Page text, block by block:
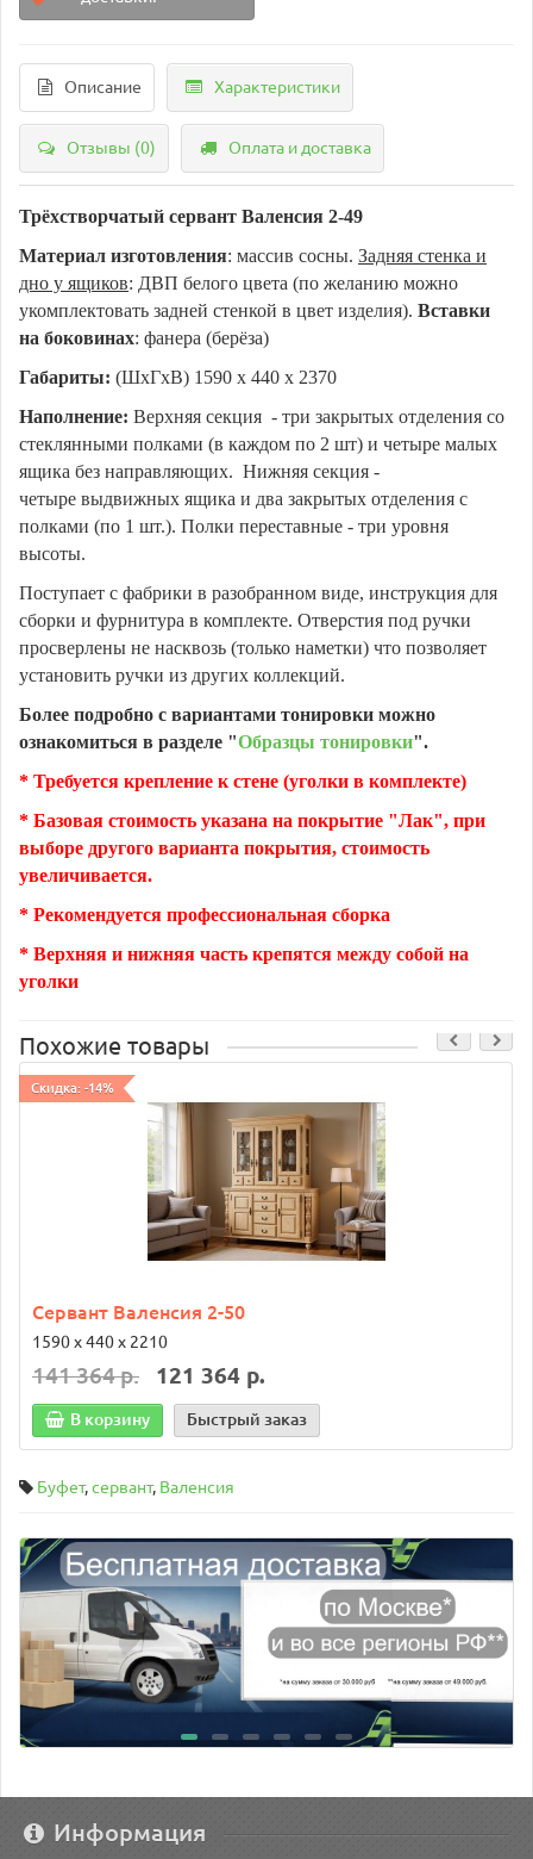
Описание Характеристики
Отзывы (0) Оплата и доставка
Трёхстворчатый сервант Валенсия 2-49
Материал изготовления: массив сосны. Задняя стенка и
дно у ящиков: ДВП белого цвета (по желанию можно
укомплектовать задней стенкой в цвет изделия). Вставки
на боковинах: фанера (берёза)
Габариты: (ШхГхВ) 1590 х 440 х 2370
Наполнение: Верхняя секция - три закрытых отделения со
стеклянными полками (в каждом по 2 шт) и четыре малых
ящика без направляющих. Нижняя секция -
четыре выдвижных ящика и два закрытых отделения с
полками (по 1 шт.). Полки переставные - три уровня
высоты.
Поступает с фабрики в разобранном виде, инструкция для
сборки и фурнитура в комплекте. Отверстия под ручки
просверлены не насквозь (только наметки) что позволяет
установить ручки из других коллекций.
Более подробно с вариантами тонировки можно
ознакомиться в разделе "Образцы тонировки".
* Требуется крепление к стене (уголки в комплекте)
* Базовая стоимость указана на покрытие "Лак", при
выборе другого варианта покрытия, стоимость
увеличивается.
* Рекомендуется профессиональная сборка
* Верхняя и нижняя часть крепятся между собой на
уголки
Похожие товары
Скидка: -14%
Сервант Валенсия 2-50
1590 х 440 х 2210
141 364 р. 121 364 р.
В корзину Быстрый заказ
Буфет,сервант, Валенсия
Информация